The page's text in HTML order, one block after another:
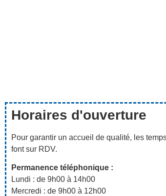
Horaires d'ouverture
Pour garantir un accueil de qualité, les
font sur RDV.
Permanence téléphonique :
Lundi : de 9h00 à 14h00
Mercredi : de 9h00 à 12h00